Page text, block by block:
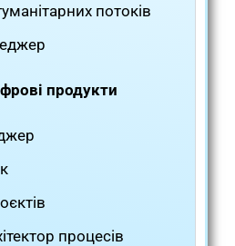
потоків
продукти
процесів